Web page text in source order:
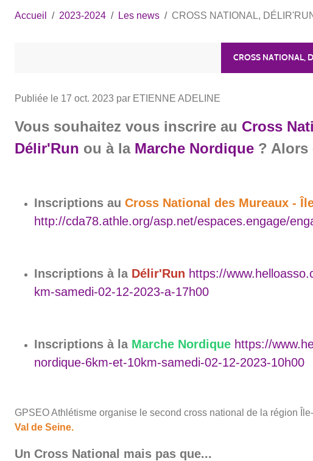
Accueil 2023-2024 Les news CROSS NATIONAL,
CROSS NATIONAL,
Publiée le 17 oct. 2023 par ETIENNE ADELINE
Vous souhaitez vous inscrire au Cross
Délir'Run ou à la Marche Nordique ? Alors
Inscriptions au Cross National des Mureaux -
http://cda78.athle.org/asp.net/espaces.engage/
Inscriptions à la Délir'Run https://
km-samedi-02-12-2023-a-17h00
Inscriptions à la Marche Nordique https://
nordique-6km-et-10km-samedi-02-12-2023-10h00
GPSEO Athlétisme organise le second cross national de la région
Val de Seine.
Un Cross National mais pas que...